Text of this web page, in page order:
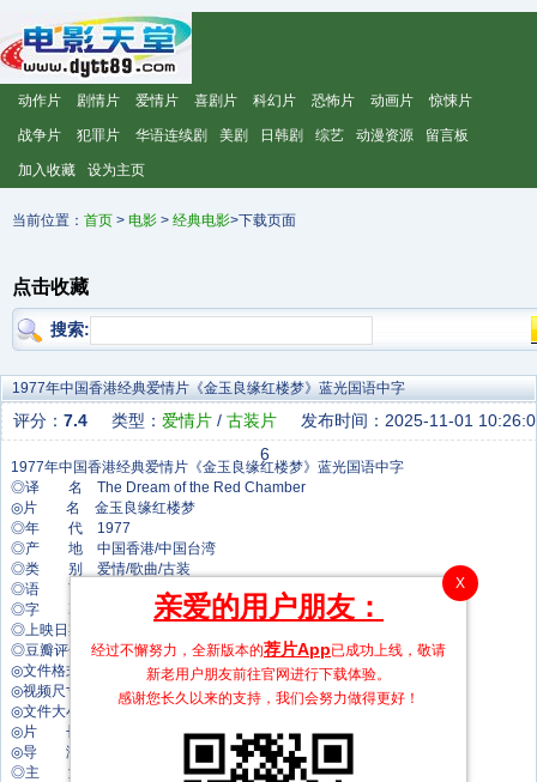
动作片 剧情片 爱情片 喜剧片 科幻片 恐怖片 动画片 惊悚片
战争片 犯罪片 华语连续剧 美剧 日韩剧 综艺 动漫资源 留言板
加入收藏 设为主页
当前位置： 首页 > 电影 > 经典电影>下载页面
点击收藏
搜索:
1977年中国香港经典爱情片《金玉良缘红楼梦》蓝光国语中字
评分： 7.4 类型： 爱情片 / 古装片
发布时间：2025-11-01 10:26:0
6
◎译 名 The Dream of the Red Chamber
◎片 名 金玉良缘红楼梦
◎年 代 1977
◎产 地 中国香港/中国台湾
◎类 别 爱情/歌曲/古装
◎语 言 汉语普通话
◎字 幕 中文字幕
◎上映日期 1977
◎豆瓣评分 7.4/10 from 7894 users
◎文件格式 x264 + ACC
◎视频尺寸 1920 x 1080
◎文件大小 3471 MB
◎片 长 108 Mins
◎导 演 李翰祥
◎主 演 林青霞
X
亲爱的用户朋友：
经过不懈努力，全新版本的荐片App已成功上线，敬请
新老用户朋友前往官网进行下载体验。
感谢您长久以来的支持，我们会努力做得更好！